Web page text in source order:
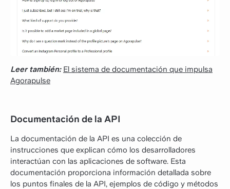
Leer también: El sistema de documentación que impulsa
Agorapulse
Documentación de la API
La documentación de la API es una colección de
instrucciones que explican cómo los desarrolladores
interactúan con las aplicaciones de software. Esta
documentación proporciona información detallada sobre
los puntos finales de la API, ejemplos de código y métodos